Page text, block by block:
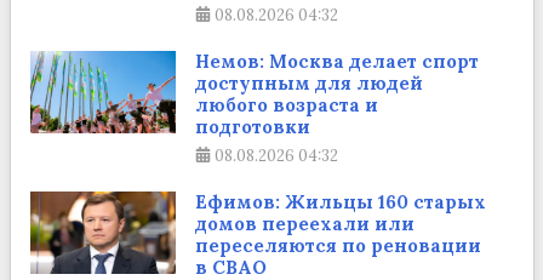
08.08.2026 04:32
Немов: Москва делает спорт
доступным для людей
любого возраста и
подготовки
08.08.2026 04:32
Ефимов: Жильцы 160 старых
домов переехали или
переселяются по реновации
в СВАО